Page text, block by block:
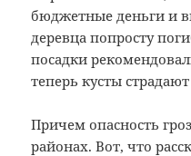
бюджетные деньги и
деревца попросту
посадки
теперь кусты
Причем опасность
районах. Вот, что